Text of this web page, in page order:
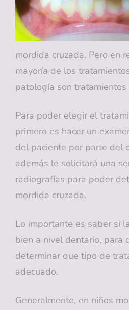
mordida cruzada. Pero en
mayoría de los
patología son tratamientos
Para poder elegir el
primero es hacer un
del paciente por parte del
además le solicitará una
radiografías para poder
mordida cruzada.
Lo importante es saber si
bien a nivel dentario, para
determinar que tipo de
adecuado.
Generalmente, en niños